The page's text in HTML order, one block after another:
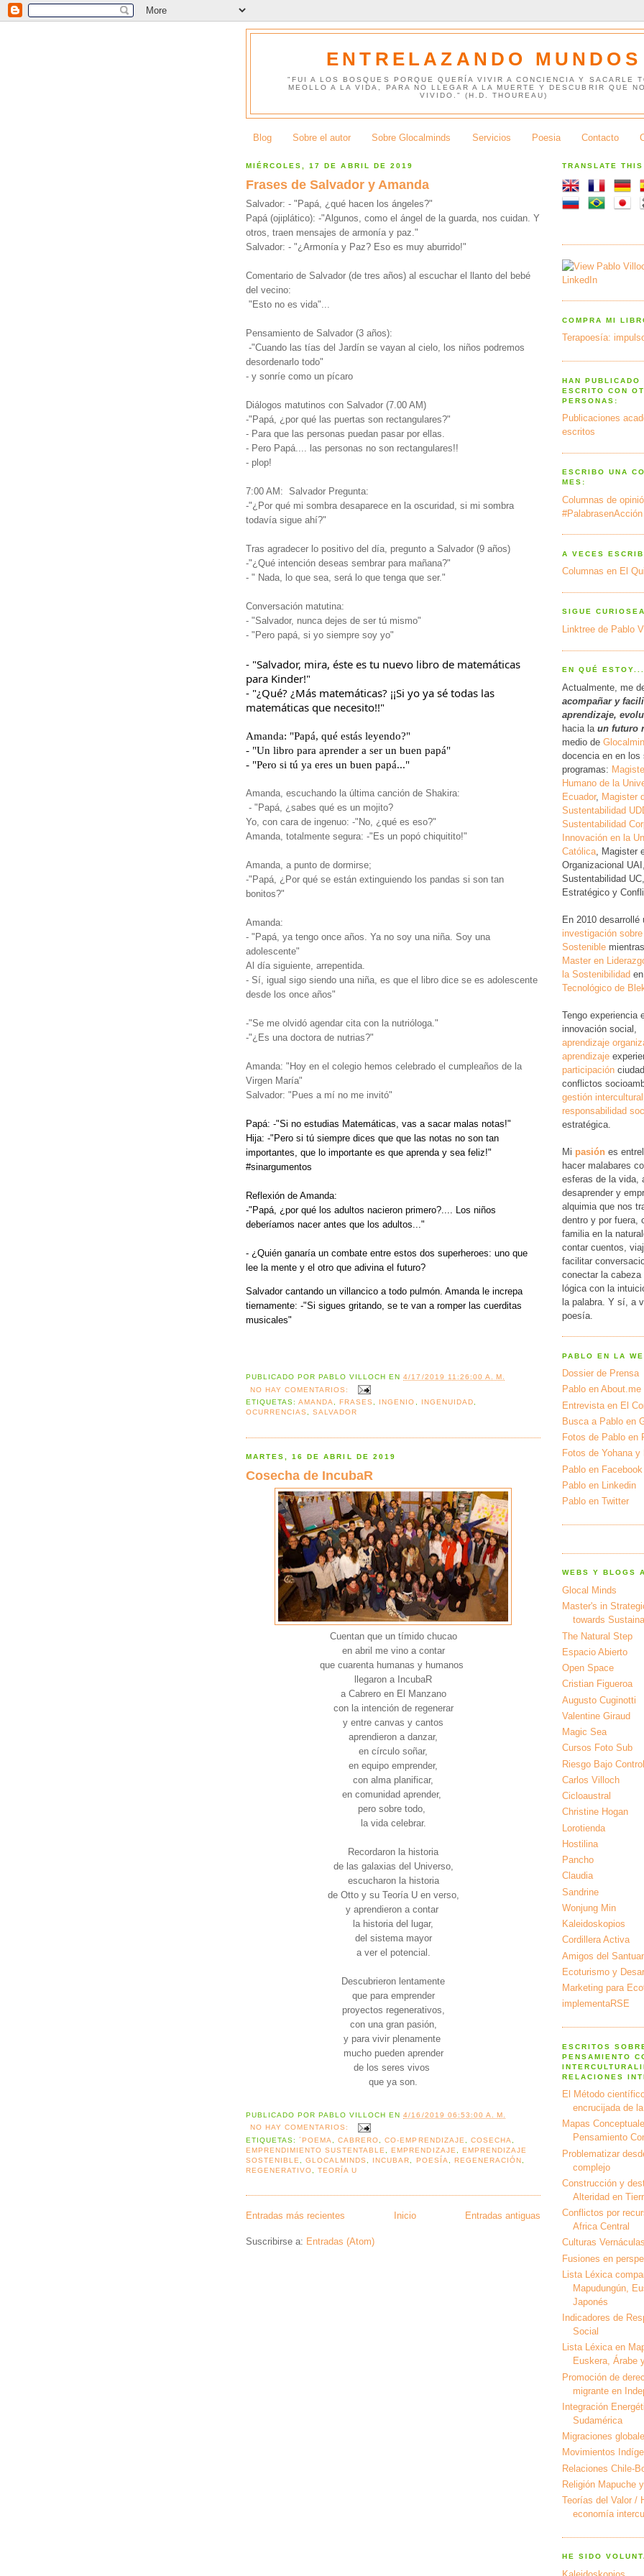
ENTRELAZANDO MUNDOS
"FUI A LOS BOSQUES PORQUE QUERÍA VIVIR A CONCIENCIA Y SACARLE
MEOLLO A LA VIDA, PARA NO LLEGAR A LA MUERTE Y DESCUBRIR QUE
VIVIDO." (H.D. THOUREAU)
Blog Sobre el autor Sobre Glocalminds Servicios Poesia Contacto
MIÉRCOLES, 17 DE ABRIL DE 2019
Frases de Salvador y Amanda
Salvador: - "Papá, ¿qué hacen los ángeles?"
Papá (ojiplático): -"Algunos, como el ángel de la guarda, nos cuidan. Y
otros, traen mensajes de armonía y paz."
Salvador: - "¿Armonía y Paz? Eso es muy aburrido!"
Comentario de Salvador (de tres años) al escuchar el llanto del bebé
del vecino:
"Esto no es vida"...
Pensamiento de Salvador (3 años):
-"Cuando las tías del Jardín se vayan al cielo, los niños podremos
desordenarlo todo"
- y sonríe como un pícaro
Diálogos matutinos con Salvador (7.00 AM)
-"Papá, ¿por qué las puertas son rectangulares?"
- Para que las personas puedan pasar por ellas.
- Pero Papá.... las personas no son rectangulares!!
- plop!
7:00 AM: Salvador Pregunta:
-"¿Por qué mi sombra desaparece en la oscuridad, si mi sombra
todavía sigue ahí?"
Tras agradecer lo positivo del día, pregunto a Salvador (9 años)
-"¿Qué intención deseas sembrar para mañana?"
- " Nada, lo que sea, será lo que tenga que ser."
Conversación matutina:
- "Salvador, nunca dejes de ser tú mismo"
- "Pero papá, si yo siempre soy yo"
- "Salvador, mira, éste es tu nuevo libro de matemáticas
para Kinder!"
- "¿Qué? ¿Más matemáticas? ¡¡Si yo ya sé todas las
matemáticas que necesito!!"
Amanda: "Papá, qué estás leyendo?"
- "Un libro para aprender a ser un buen papá"
- "Pero si tú ya eres un buen papá..."
Amanda, escuchando la última canción de Shakira:
- "Papá, ¿sabes qué es un mojito?
Yo, con cara de ingenuo: -"No, ¿qué es eso?"
Amanda, totalmente segura: -"Es un popó chiquitito!"
Amanda, a punto de dormirse;
-"Papá, ¿Por qué se están extinguiendo los pandas si son tan
bonitos?"
Amanda:
- "Papá, ya tengo once años. Ya no soy una niña. Soy una
adolescente"
Al día siguiente, arrepentida.
- Sí, igual sigo siendo una niña, es que el libro dice se es adolescente
desde los once años"
-"Se me olvidó agendar cita con la nutrióloga."
-"¿Es una doctora de nutrias?"
Amanda: "Hoy en el colegio hemos celebrado el cumpleaños de la
Virgen María"
Salvador: "Pues a mí no me invitó"
Papá: -"Si no estudias Matemáticas, vas a sacar malas notas!"
Hija: -"Pero si tú siempre dices que que las notas no son tan
importantes, que lo importante es que aprenda y sea feliz!"
#sinargumentos
Reflexión de Amanda:
-"Papá, ¿por qué los adultos nacieron primero?.... Los niños
deberíamos nacer antes que los adultos..."
- ¿Quién ganaría un combate entre estos dos superheroes: uno que
lee la mente y el otro que adivina el futuro?
Salvador cantando un villancico a todo pulmón. Amanda le increpa
tiernamente: -"Si sigues gritando, se te van a romper las cuerditas
musicales"
PUBLICADO POR PABLO VILLOCH EN4/17/2019 11:26:00 A. M.
NO HAY COMENTARIOS:
ETIQUETAS:AMANDA, FRASES , INGENIO , INGENUIDAD,
OCURRENCIAS ,SALVADOR
MARTES, 16 DE ABRIL DE 2019
Cosecha de IncubaR
Cuentan que un tímido chucao
en abril me vino a contar
que cuarenta humanas y humanos
llegaron a IncubaR
a Cabrero en El Manzano
con la intención de regenerar
y entre canvas y cantos
aprendieron a danzar,
en círculo soñar,
en equipo emprender,
con alma planificar,
en comunidad aprender,
pero sobre todo,
la vida celebrar.
Recordaron la historia
de las galaxias del Universo,
escucharon la historia
de Otto y su Teoría U en verso,
y aprendieron a contar
la historia del lugar,
del sistema mayor
a ver el potencial.
Descubrieron lentamente
que para emprender
proyectos regenerativos,
con una gran pasión,
y para vivir plenamente
mucho pueden aprender
de los seres vivos
que ya son.
PUBLICADO PORPABLO VILLOCH EN4/16/2019 06:53:00 A. M.
NO HAY COMENTARIOS:
ETIQUETAS:´POEMA,CABRERO,CO-EMPRENDIZAJE, COSECHA,
EMPRENDIMIENTO SUSTENTABLE,EMPRENDIZAJE, EMPRENDIZAJE
SOSTENIBLE,GLOCALMINDS , INCUBAR, POESÍA, REGENERACIÓN,
REGENERATIVO,TEORÍA U
Entradas más recientes Entradas antiguas
Inicio
Suscribirse a: Entradas (Atom)
TRANSLATE
COMPRA MI
Terapoesía:
HAN PUBLICADO
ESCRITO CON
PERSONAS:
Publicaciones
escritos
ESCRIBO UNA
MES:
Columnas de
#PalabrasenAcción
A VECES
Columnas en El
SIGUE
Linktree de Pablo
EN QUÉ ESTOY...
Actualmente, me
acompañar y
aprendizaje,
hacia la un futuro
medio de
docencia en en los
programas:
Humano de la
Ecuador, Magister
Sustentabilidad
Sustentabilidad
Innovación en la
Católica , Magister
Organizacional
Sustentabilidad
Estratégico y
En 2010 desarrollé
investigación
Sostenible
Master en
la Sostenibilidad
Tecnológico de
Tengo experiencia
innovación social,
aprendizaje
aprendizaje
participación
conflictos
gestión intercultural
responsabilidad
estratégica.
Mi pasión es
hacer malabares
esferas de la vida,
desaprender y
alquimia que nos
dentro y por fuera,
familia en la
contar cuentos,
facilitar
conectar la
lógica con la
la palabra. Y sí, a
poesía.
PABLO EN LA
Dossier de Prensa
Pablo en About.me
Entrevista en El
Busca a Pablo en
Fotos de Pablo en
Fotos de Yohana y
Pablo en Facebook
Pablo en Linkedin
Pablo en Twitter
WEBS Y BLOGS
Glocal Minds
Master's in
towards
The Natural Step
Espacio Abierto
Open Space
Cristian Figueroa
Augusto Cuginotti
Valentine Giraud
Magic Sea
Cursos Foto Sub
Riesgo Bajo Control
Carlos Villoch
Cicloaustral
Christine Hogan
Lorotienda
Hostilina
Pancho
Claudia
Sandrine
Wonjung Min
Kaleidoskopios
Cordillera Activa
Amigos del
Ecoturismo y
Marketing para
implementaRSE
ESCRITOS
PENSAMIENTO
RELACIONES
El Método
encrucijada de
Mapas
Pensamiento
Problematizar
complejo
Construcción y
Alteridad en
Conflictos por
Africa Central
Culturas
Fusiones en
Lista Léxica
Mapudungún,
Japonés
Indicadores de
Social
Lista Léxica en
Euskera, Árabe
Promoción de
migrante en
Integración
Sudamérica
Migraciones
Movimientos
Relaciones Chile-
Religión Mapuche
Teorías del Valor /
economía
HE SIDO